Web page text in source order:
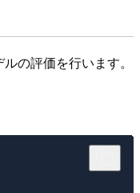
の評価を行います。